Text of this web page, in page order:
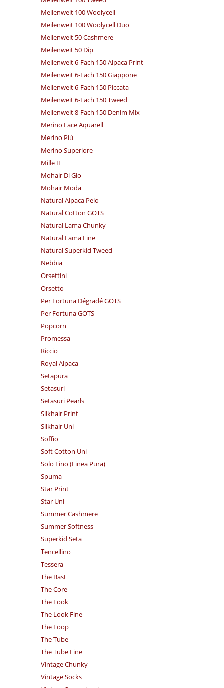
Meilenweit 100 Woolycell
Meilenweit 100 Woolycell Duo
Meilenweit 50 Cashmere
Meilenweit 50 Dip
Meilenweit 6-Fach 150 Alpaca Print
Meilenweit 6-Fach 150 Giappone
Meilenweit 6-Fach 150 Piccata
Meilenweit 6-Fach 150 Tweed
Meilenweit 8-Fach 150 Denim Mix
Merino Lace Aquarell
Merino Piú
Merino Superiore
Mille II
Mohair Di Gio
Mohair Moda
Natural Alpaca Pelo
Natural Cotton GOTS
Natural Lama Chunky
Natural Lama Fine
Natural Superkid Tweed
Nebbia
Orsettini
Orsetto
Per Fortuna Dégradé GOTS
Per Fortuna GOTS
Popcorn
Promessa
Riccio
Royal Alpaca
Setapura
Setasuri
Setasuri Pearls
Silkhair Print
Silkhair Uni
Soffio
Soft Cotton Uni
Solo Lino (Linea Pura)
Spuma
Star Print
Star Uni
Summer Cashmere
Summer Softness
Superkid Seta
Tencellino
Tessera
The Bast
The Core
The Look
The Look Fine
The Loop
The Tube
The Tube Fine
Vintage Chunky
Vintage Socks